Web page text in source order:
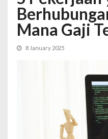
Mana Gaji
8 January 2025